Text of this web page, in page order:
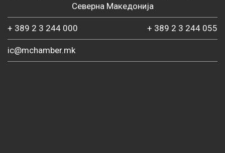
Северна Македонија
+ 389 2 3 244 000 + 389 2 3 244 055
ic@mchamber.mk